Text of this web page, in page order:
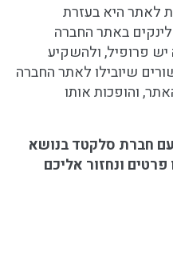
לאתר היא בעזרת
באתר החברה
פרופיל, ולהשקיע
שיובילו לאתר החברה
והופכות אותו
עם חברת סלקטד בנושא
ונחזור אליכם